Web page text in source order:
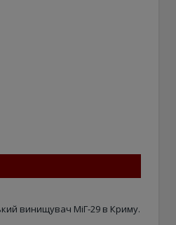
винищувач МіГ-29 в Криму.